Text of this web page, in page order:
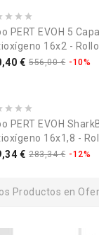
PERT EVOH 5
16x2 -
€ 556,00 € -10%
PERT EVOH
16x1,8 -
€ 283,34 € -12%
Productos en